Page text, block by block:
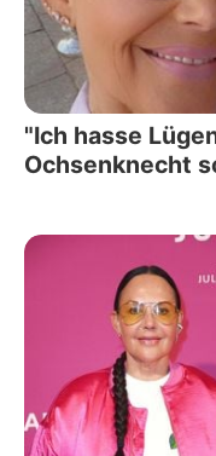
"Ich hasse
Ochsenknecht